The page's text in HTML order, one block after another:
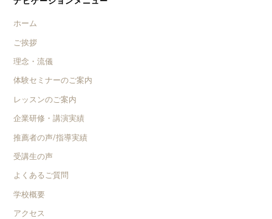
ホーム
ご挨拶
理念・流儀
体験セミナーのご案内
レッスンのご案内
企業研修・講演実績
推薦者の声/指導実績
受講生の声
よくあるご質問
学校概要
アクセス